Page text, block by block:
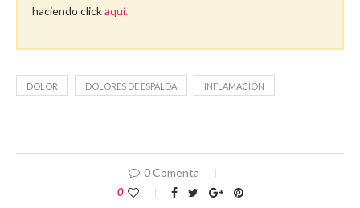
haciendo clickaquí.
DOLOR DOLORES DE ESPALDA INFLAMACIÓN
0 Comenta
0